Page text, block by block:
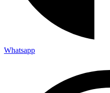
Whatsapp